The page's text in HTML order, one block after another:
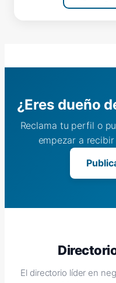
¿Eres dueño
Reclama tu perfil o
empezar a
El directorio líder en